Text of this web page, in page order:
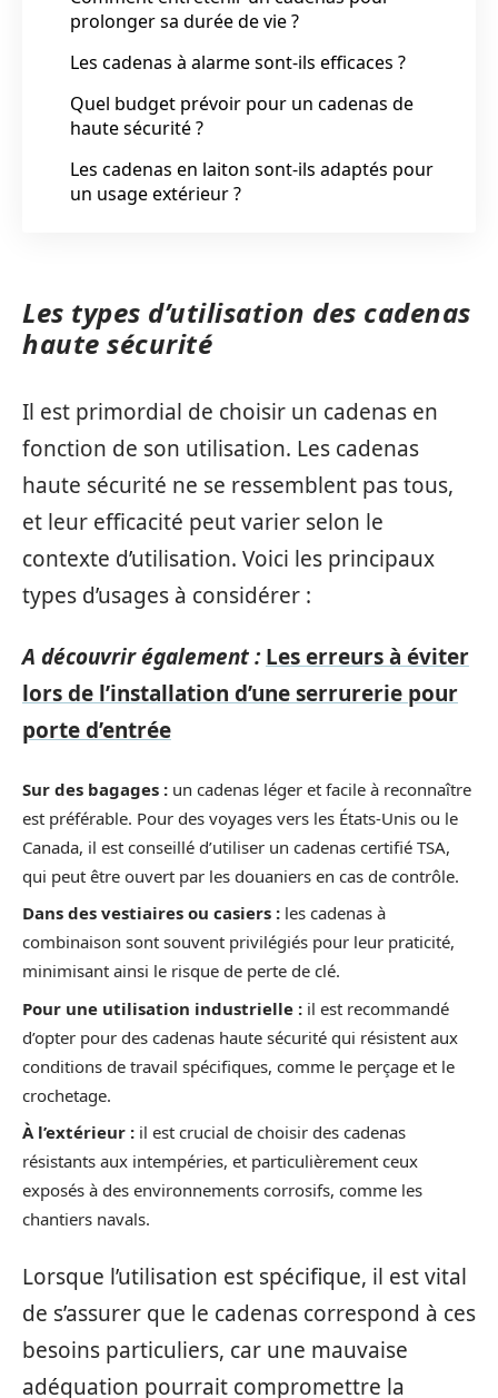
prolonger sa durée de vie ?
Les cadenas à alarme sont-ils efficaces ?
Quel budget prévoir pour un cadenas de
haute sécurité ?
Les cadenas en laiton sont-ils adaptés pour
un usage extérieur ?
Les types d’utilisation des cadenas
haute sécurité
Il est primordial de choisir un cadenas en
fonction de son utilisation. Les cadenas
haute sécurité ne se ressemblent pas tous,
et leur efficacité peut varier selon le
contexte d’utilisation. Voici les principaux
types d’usages à considérer :
A découvrir également : Les erreurs à éviter
lors de l’installation d’une serrurerie pour
porte d’entrée
Sur des bagages : un cadenas léger et facile à reconnaître
est préférable. Pour des voyages vers les États-Unis ou le
Canada, il est conseillé d’utiliser un cadenas certifié TSA,
qui peut être ouvert par les douaniers en cas de contrôle.
Dans des vestiaires ou casiers : les cadenas à
combinaison sont souvent privilégiés pour leur praticité,
minimisant ainsi le risque de perte de clé.
Pour une utilisation industrielle : il est recommandé
d’opter pour des cadenas haute sécurité qui résistent aux
conditions de travail spécifiques, comme le perçage et le
crochetage.
À l’extérieur : il est crucial de choisir des cadenas
résistants aux intempéries, et particulièrement ceux
exposés à des environnements corrosifs, comme les
chantiers navals.
Lorsque l’utilisation est spécifique, il est vital
de s’assurer que le cadenas correspond à ces
besoins particuliers, car une mauvaise
adéquation pourrait compromettre la